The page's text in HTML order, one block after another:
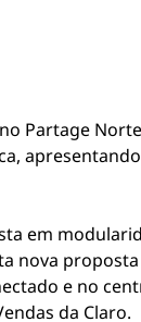
Partage
em
nova
e no
da Claro.